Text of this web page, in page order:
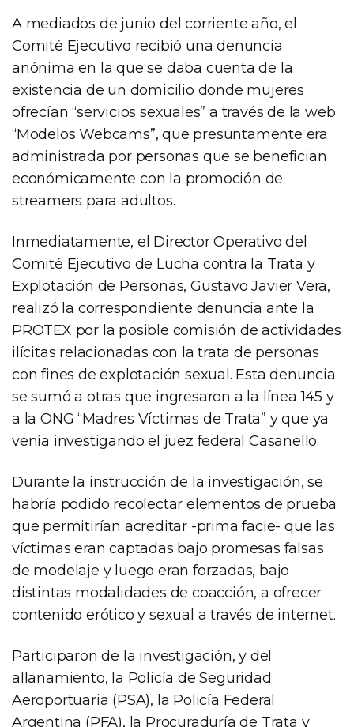
A mediados de junio del corriente año, el
Comité Ejecutivo recibió una denuncia
anónima en la que se daba cuenta de la
existencia de un domicilio donde mujeres
ofrecían “servicios sexuales” a través de la web
“Modelos Webcams”, que presuntamente era
administrada por personas que se benefician
económicamente con la promoción de
streamers para adultos.
Inmediatamente, el Director Operativo del
Comité Ejecutivo de Lucha contra la Trata y
Explotación de Personas, Gustavo Javier Vera,
realizó la correspondiente denuncia ante la
PROTEX por la posible comisión de actividades
ilícitas relacionadas con la trata de personas
con fines de explotación sexual. Esta denuncia
se sumó a otras que ingresaron a la línea 145 y
a la ONG “Madres Víctimas de Trata” y que ya
venía investigando el juez federal Casanello.
Durante la instrucción de la investigación, se
habría podido recolectar elementos de prueba
que permitirían acreditar -prima facie- que las
víctimas eran captadas bajo promesas falsas
de modelaje y luego eran forzadas, bajo
distintas modalidades de coacción, a ofrecer
contenido erótico y sexual a través de internet.
Participaron de la investigación, y del
allanamiento, la Policía de Seguridad
Aeroportuaria (PSA), la Policía Federal
Argentina (PFA), la Procuraduría de Trata y